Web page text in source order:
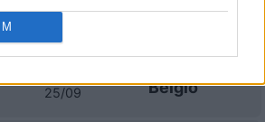
partite Italia
25/09 Belgio